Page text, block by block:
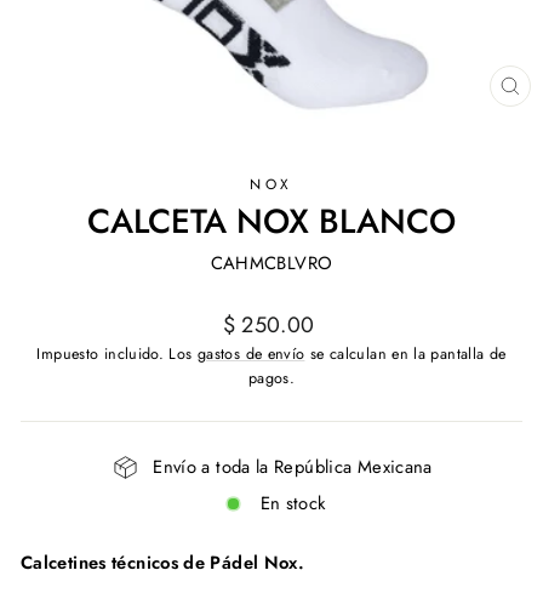
NOX
CALCETA NOX BLANCO
CAHMCBLVRO
Precio
habitual
$ 250.00
Impuesto incluido. Los gastos de envío se calculan en la pantalla de
pagos.
Envío a toda la República Mexicana
En stock
Calcetines técnicos de Pádel Nox.